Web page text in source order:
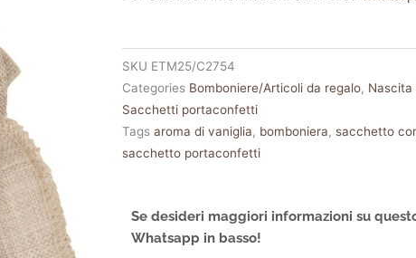
SKU ETM25/C2754
Categories Bomboniere/Articoli da regalo, Nascita
Sacchetti portaconfetti
Tags aroma di vaniglia, bomboniera,sacchetto
sacchetto portaconfetti
Se desideri maggiori informazioni su
Whatsapp in basso!